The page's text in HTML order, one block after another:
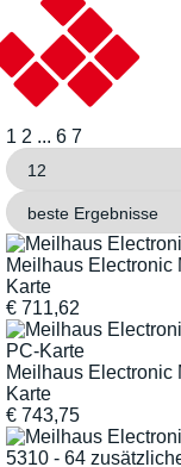
1 2 ... 6 7
Meilhaus Electronic
Karte
€ 711,62
Meilhaus Electronic
Karte
€ 743,75